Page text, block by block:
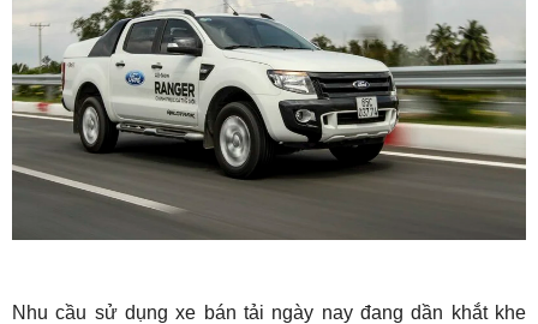
Nhu cầu sử dụng xe bán tải ngày nay đang dần khắt khe